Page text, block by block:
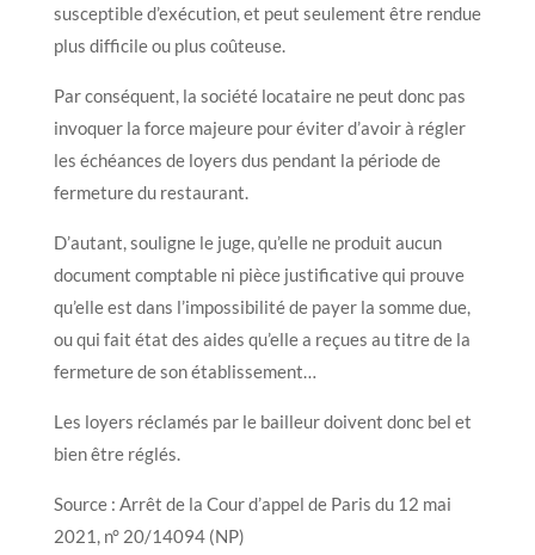
susceptible d’exécution, et peut seulement être rendue
plus difficile ou plus coûteuse.
Par conséquent, la société locataire ne peut donc pas
invoquer la force majeure pour éviter d’avoir à régler
les échéances de loyers dus pendant la période de
fermeture du restaurant.
D’autant, souligne le juge, qu’elle ne produit aucun
document comptable ni pièce justificative qui prouve
qu’elle est dans l’impossibilité de payer la somme due,
ou qui fait état des aides qu’elle a reçues au titre de la
fermeture de son établissement…
Les loyers réclamés par le bailleur doivent donc bel et
bien être réglés.
Source : Arrêt de la Cour d’appel de Paris du 12 mai
2021, n° 20/14094 (NP)